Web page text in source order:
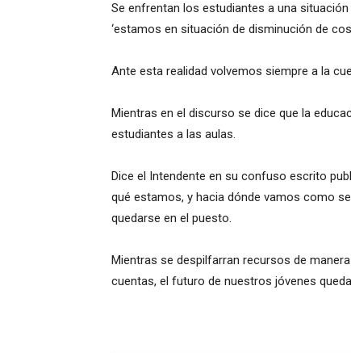
Se enfrentan los estudiantes a una
‘estamos en situación de disminución de
Ante esta realidad volvemos siempre a la
Mientras en el discurso se dice que la
estudiantes a las aulas.
Dice el Intendente en su confuso escrito
qué estamos, y hacia dónde vamos como
quedarse en el puesto.
Mientras se despilfarran recursos de
cuentas, el futuro de nuestros jóvenes